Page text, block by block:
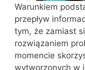
Warunkiem
przepływ
tym, że zamiast
rozwiązaniem
momencie
wytworzonych w